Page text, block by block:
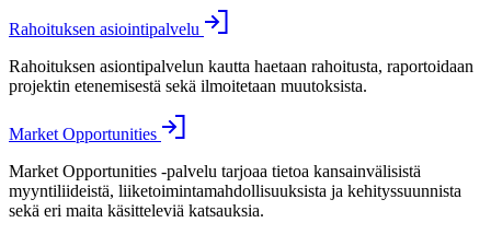
Rahoituksen asiointipalvelu
Rahoituksen asiontipalvelun kautta haetaan rahoitusta, raportoidaan
projektin etenemisestä sekä ilmoitetaan muutoksista.
Market Opportunities
Market Opportunities -palvelu tarjoaa tietoa kansainvälisistä
myyntiliideistä, liiketoimintamahdollisuuksista ja kehityssuunnista
sekä eri maita käsitteleviä katsauksia.